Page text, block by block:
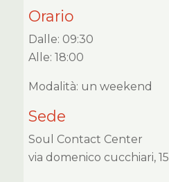
Orario
Dalle: 09:30
Alle: 18:00
Modalità: un weekend
Sede
Soul Contact Center
via domenico cucchiari, 15